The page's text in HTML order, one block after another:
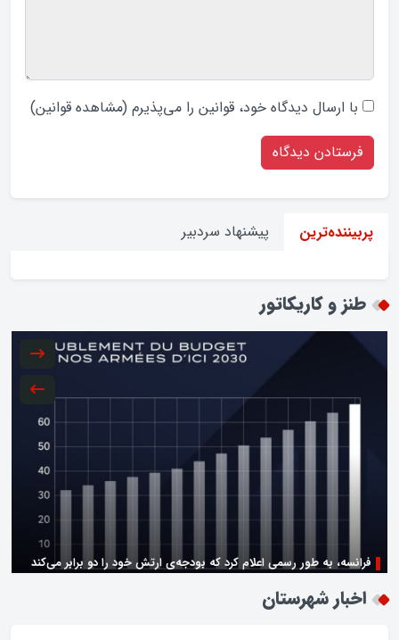
با ارسال دیدگاه‌ خود، قوانین را می‌پذیرم (مشاهده قوانین)
پربیننده‌ترین پیشنهاد سردبیر
طنز و کاریکاتور
فرانسه، به طور رسمی اعلام کرد که بودجه‌ی ارتش خود را دو برابر می‌کند